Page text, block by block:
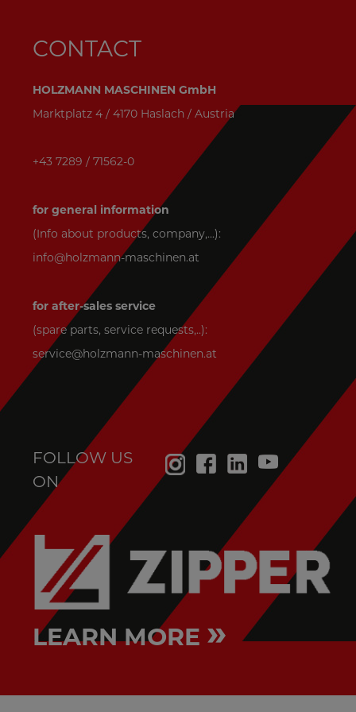
CONTACT
HOLZMANN MASCHINEN GmbH
Marktplatz 4 / 4170 Haslach / Austria
+43 7289 / 71562-0
for general information
(Info about products, company,...):
info@holzmann-maschinen.at
for after-sales service
(spare parts, service requests,..):
service@holzmann-maschinen.at
FOLLOW US
ON
LEARN MORE »